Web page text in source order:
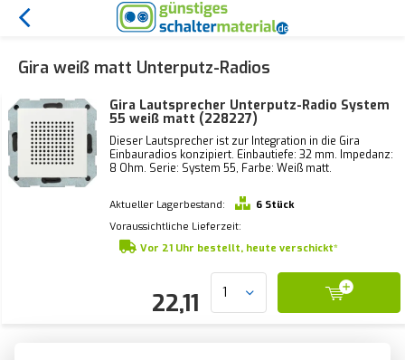
Gira weiß matt Unterputz-Radios
Gira Lautsprecher Unterputz-Radio System
55 weiß matt (228227)
Dieser Lautsprecher ist zur Integration in die Gira
Einbauradios konzipiert. Einbautiefe: 32 mm. Impedanz:
8 Ohm. Serie: System 55, Farbe: Weiß matt.
Aktueller Lagerbestand:
6 Stück
Voraussichtliche Lieferzeit:
Vor 21 Uhr bestellt, heute verschickt*
22,11